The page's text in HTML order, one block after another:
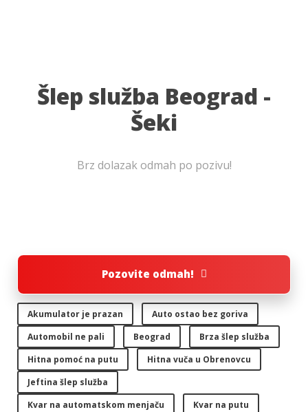
Šlep služba Beograd -
Šeki
Brz dolazak odmah po pozivu!
Pozovite odmah!
Akumulator je prazan
Auto ostao bez goriva
Automobil ne pali
Beograd
Brza šlep služba
Hitna pomoć na putu
Hitna vuča u Obrenovcu
Jeftina šlep služba
Kvar na automatskom menjaču
Kvar na putu